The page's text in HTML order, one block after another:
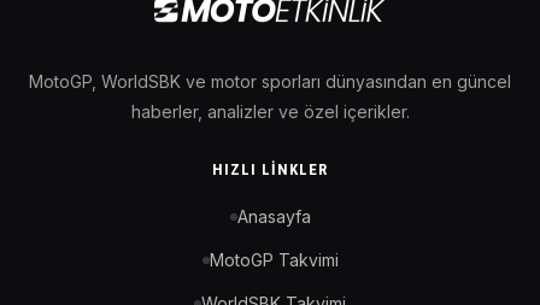
MotoGP, WorldSBK ve motor sporları dünyasından en güncel
haberler, analizler ve özel içerikler.
HIZLI LINKLER
Anasayfa
MotoGP Takvimi